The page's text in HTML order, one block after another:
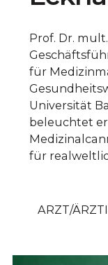
Prof. Dr.
für
Universität
beleuchtet
für
ARZT/